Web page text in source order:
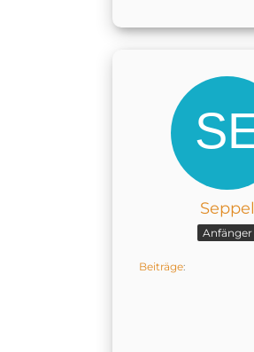
Seppel
Anfänger
Beiträge